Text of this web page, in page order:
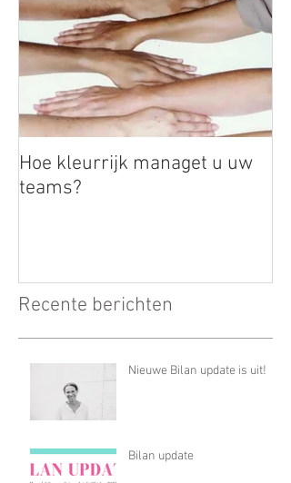
Hoe kleurrijk managet u uw
teams?
Recente berichten
Nieuwe Bilan update is uit!
Bilan update